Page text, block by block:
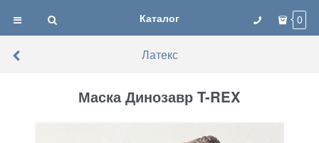
Каталог 0
Латекс
Маска Динозавр T-REX